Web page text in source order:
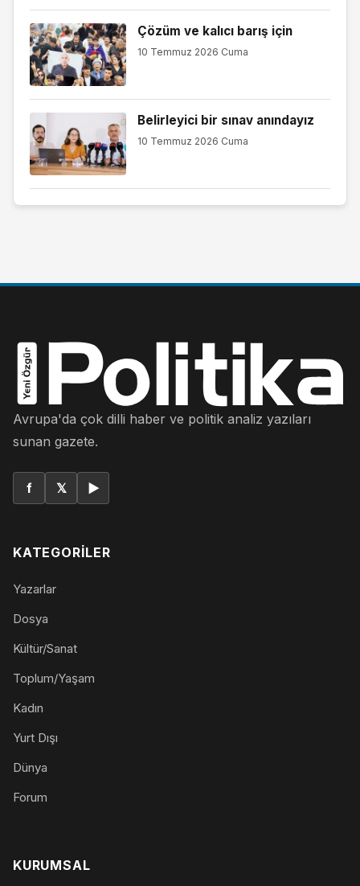
Çözüm ve kalıcı barış için
10 Temmuz 2026 Cuma
Belirleyici bir sınav anındayız
10 Temmuz 2026 Cuma
Avrupa'da çok dilli haber ve politik analiz yazıları
sunan gazete.
f 𝕏 ▶
KATEGORILER
Yazarlar
Dosya
Kültür/Sanat
Toplum/Yaşam
Kadın
Yurt Dışı
Dünya
Forum
KURUMSAL